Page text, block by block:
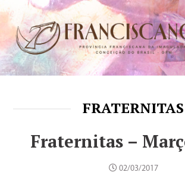
FRATERNITAS
Fraternitas –
02/03/2017